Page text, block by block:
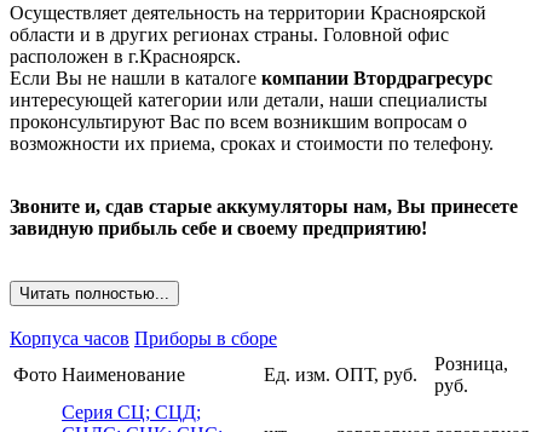
Осуществляет деятельность на территории Красноярской
области и в других регионах страны. Головной офис
расположен в г.Красноярск.
Если Вы не нашли в каталоге компании Втордрагресурс
интересующей категории или детали, наши специалисты
проконсультируют Вас по всем возникшим вопросам о
возможности их приема, сроках и стоимости по телефону.
Звоните и, сдав старые аккумуляторы нам, Вы принесете
завидную прибыль себе и своему предприятию!
Читать полностью...
Корпуса часов Приборы в сборе
Фото Наименование Ед. изм. ОПТ, руб.
Розница,
руб.
Серия СЦ; СЦД;